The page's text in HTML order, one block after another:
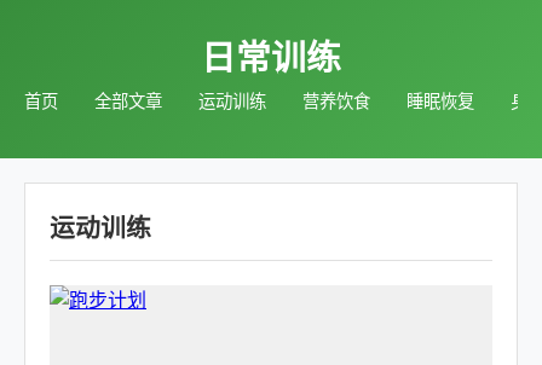
日常训练
首页 全部文章 运动训练 营养饮食 睡眠恢复 身
运动训练